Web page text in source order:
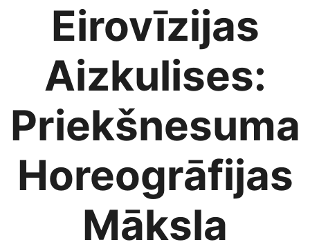
Eirovīzijas
Aizkulises:
Priekšnesuma
Horeogrāfijas
Māksla